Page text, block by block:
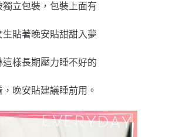
立包裝，包裝上面有
貼著晚安貼甜甜入夢
樣長期壓力睡不好的
晚安貼建議睡前用。